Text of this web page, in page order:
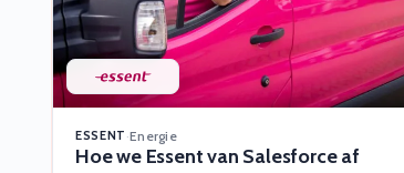
ESSENT ·Energie
Hoe we Essent van Salesforce af